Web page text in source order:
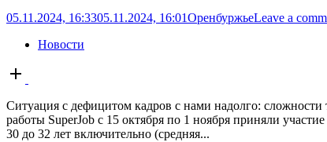
05.11.2024, 16:3305.11.2024, 16:01ОренбуржьеLeave a
Новости
Open
post
Ситуация с дефицитом кадров с нами надолго: сложности
работы SuperJob с 15 октября по 1 ноября приняли
30 до 32 лет включительно (средняя...